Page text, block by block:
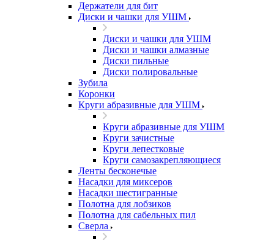
Держатели для бит
Диски и чашки для УШМ
Диски и чашки для УШМ
Диски и чашки алмазные
Диски пильные
Диски полировальные
Зубила
Коронки
Круги абразивные для УШМ
Круги абразивные для УШМ
Круги зачистные
Круги лепестковые
Круги самозакрепляющиеся
Ленты бесконечые
Насадки для миксеров
Насадки шестигранные
Полотна для лобзиков
Полотна для сабельных пил
Сверла